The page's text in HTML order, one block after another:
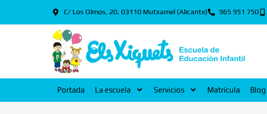
C/ Los Olmos, 20. 03110 Mutxamel (Alicante) 965 951 750
Portada La escuela Servicios Matrícula Blog